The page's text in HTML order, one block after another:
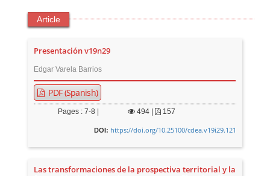
Article
Presentación v19n29
Edgar Varela Barrios
PDF (Spanish)
Pages : 7-8 | 494 157
DOI: https://doi.org/10.25100/cdea.v19i29.121
Las transformaciones de la prospectiva territorial y la